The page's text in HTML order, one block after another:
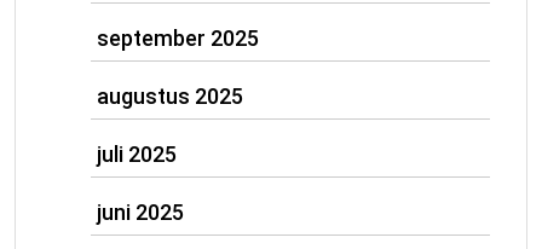
september 2025
augustus 2025
juli 2025
juni 2025